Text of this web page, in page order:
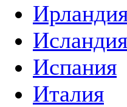
Исландия
Испания
Италия